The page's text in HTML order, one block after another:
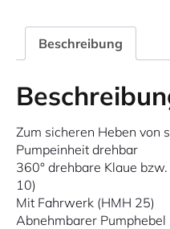
Beschreibung
Zum sicheren Heben von
Pumpeinheit drehbar
360° drehbare Klaue
10)
Mit Fahrwerk (HMH 25)
Abnehmbarer Pumphebel